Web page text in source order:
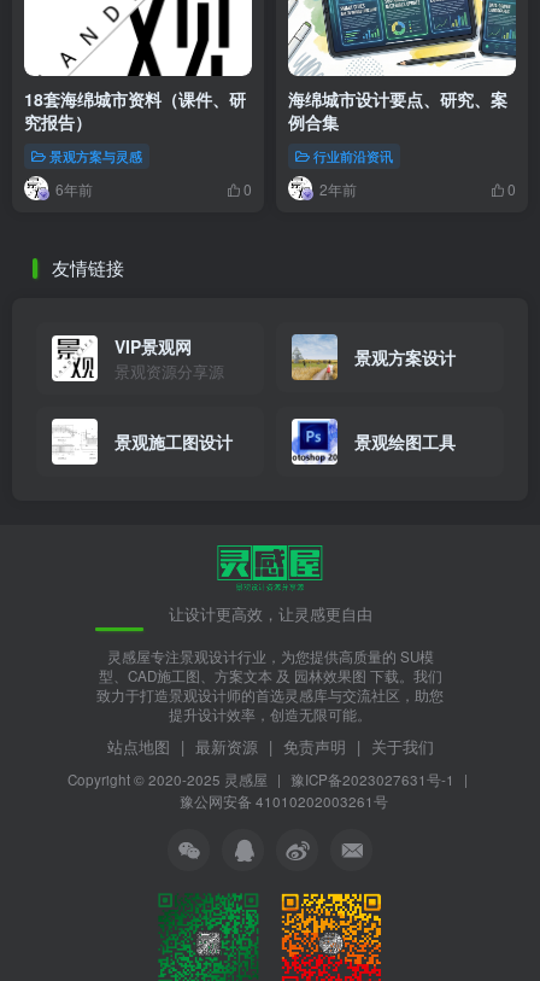
18套海绵城市资料（课件、研
究报告）
景观方案与灵感
6年前 0
海绵城市设计要点、研究、案
例合集
行业前沿资讯
2年前 0
友情链接
VIP景观网
景观资源分享源
景观方案设计
景观施工图设计 景观绘图工具
让设计更高效，让灵感更自由
灵感屋专注景观设计行业，为您提供高质量的 SU模
型、CAD施工图、方案文本 及 园林效果图 下载。我们
致力于打造景观设计师的首选灵感库与交流社区，助您
提升设计效率，创造无限可能。
站点地图 | 最新资源 | 免责声明 | 关于我们
Copyright © 2020-2025 灵感屋 | 豫ICP备2023027631号-1
|
豫公网安备 41010202003261号